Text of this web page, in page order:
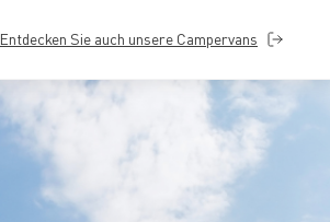
Entdecken Sie auch unsere Campervans